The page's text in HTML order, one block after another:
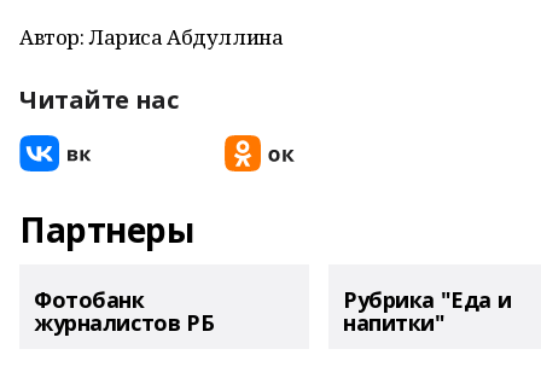
Автор: Лариса Абдуллина
Читайте нас
Партнеры
Фотобанк
журналистов РБ
Рубрика "Еда и
напитки"